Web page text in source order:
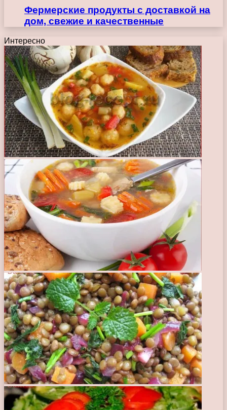
Фермерские продукты с доставкой на
дом, свежие и качественные
Интересно